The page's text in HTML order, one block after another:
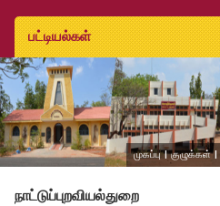
பட்டியல்கள்
முகப்பு | குழுக்கள்
நாட்டுப்புறவியல்துறை